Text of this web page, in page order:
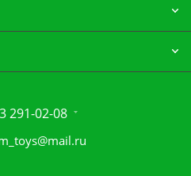
291-02-08